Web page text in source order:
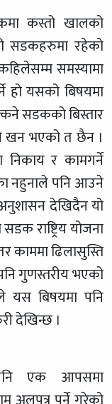
कस्तो खालको
सडकहरुमा रहेको
समस्यामा
हो यसको बिषयमा
सडकको बिस्तार
खन भएको त छैन ।
निकाय र कामगर्ने
नहुनाले पनि आउने
देखिदैन यो
राष्ट्रिय योजना
ढिलासुस्ति
गुणस्तरीय भएको
यस बिषयमा पनि
देखिन्छ ।
पनि एक आपसमा